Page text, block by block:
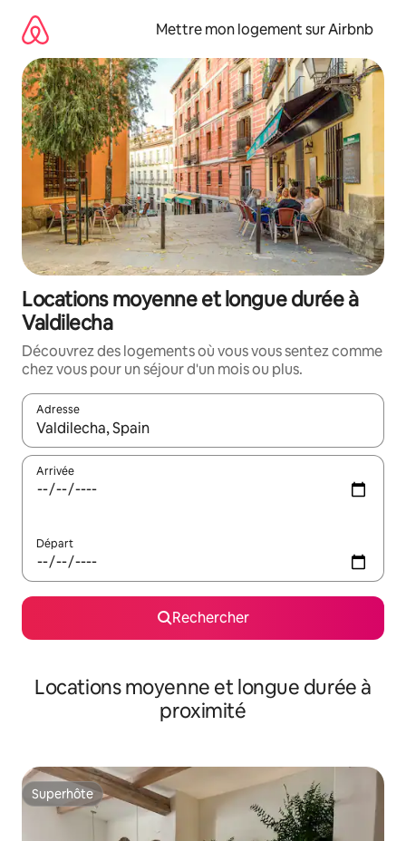
directement
contenu
Mettre mon logement sur Airbnb
Locations moyenne et longue durée à
Valdilecha
Découvrez des logements où vous vous sentez comme
chez vous pour un séjour d'un mois ou plus.
Adresse
Lorsque les résultats s'affichent, utilisez les flèches vers le
Arrivée
Départ
Rechercher
Locations moyenne et longue durée à
proximité
Superhôte
Superhôte